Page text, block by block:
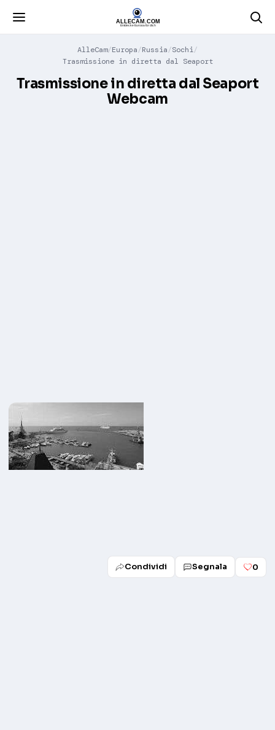
AlleCam Europa Russia Sochi
Trasmissione in diretta dal Seaport
Trasmissione in diretta dal Seaport
Webcam
Condividi Segnala 0